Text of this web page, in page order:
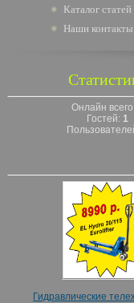
Каталог статей
Наши контакты
Онлайн всего:
Гостей: 1
Гидравлические